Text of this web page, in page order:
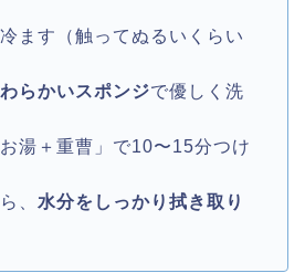
ます（触ってぬるいくらい
らかいスポンジで優しく洗
湯＋重曹」で10〜15分つけ
、 水分をしっかり拭き取り